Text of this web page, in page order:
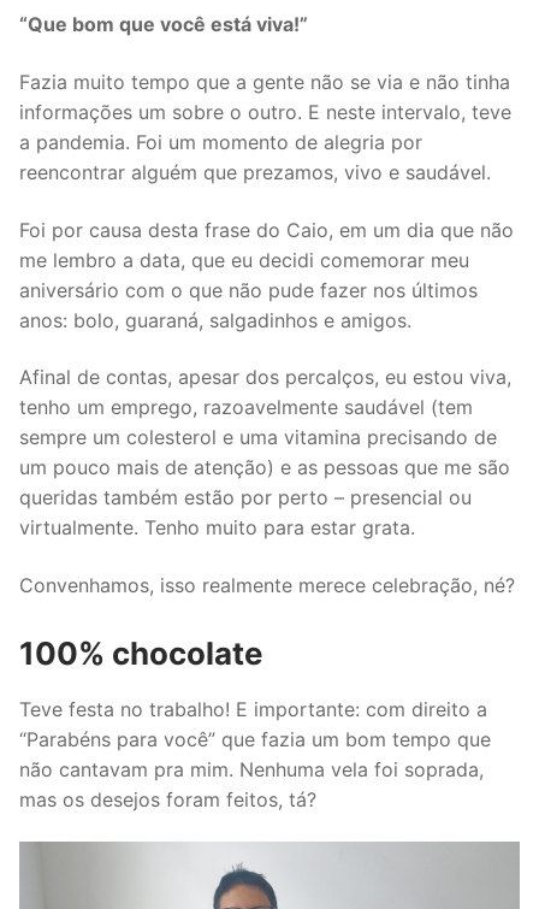
“Que bom que você está viva!”
Fazia muito tempo que a gente não se via e não tinha
informações um sobre o outro. E neste intervalo, teve
a pandemia. Foi um momento de alegria por
reencontrar alguém que prezamos, vivo e saudável.
Foi por causa desta frase do Caio, em um dia que não
me lembro a data, que eu decidi comemorar meu
aniversário com o que não pude fazer nos últimos
anos: bolo, guaraná, salgadinhos e amigos.
Afinal de contas, apesar dos percalços, eu estou viva,
tenho um emprego, razoavelmente saudável (tem
sempre um colesterol e uma vitamina precisando de
um pouco mais de atenção) e as pessoas que me são
queridas também estão por perto – presencial ou
virtualmente. Tenho muito para estar grata.
Convenhamos, isso realmente merece celebração, né?
100% chocolate
Teve festa no trabalho! E importante: com direito a
“Parabéns para você” que fazia um bom tempo que
não cantavam pra mim. Nenhuma vela foi soprada,
mas os desejos foram feitos, tá?